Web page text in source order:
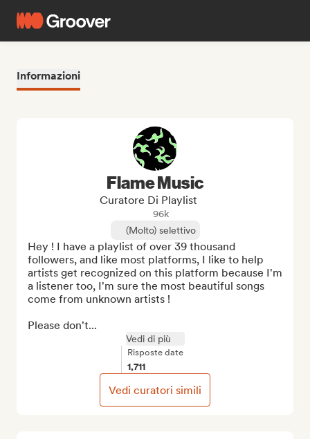
Informazioni
Flame Music
Curatore Di Playlist
96k
(Molto) selettivo
Hey ! I have a playlist of over 39 thousand
followers, and like most platforms, I like to help
artists get recognized on this platform because I'm
a listener too, I'm sure the most beautiful songs
come from unknown artists !
Please don't...
Vedi di più
Risposte date
1,711
Vedi curatori simili